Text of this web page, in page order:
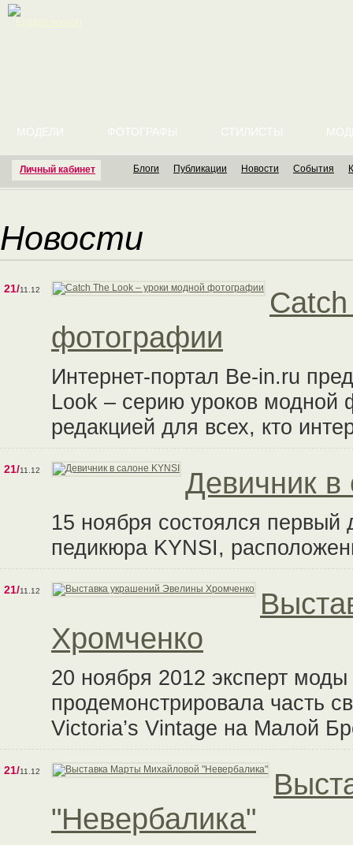
Личный кабинет
МОДЕЛИ ФОТОГРАФЫ СТИЛИСТЫ
Блоги Публикации Новости События
Новости
21/11.12
фотографии
Интернет-портал Be-in.ru
Look – серию уроков модной
редакцией для всех, кто
21/11.12 Девичник в
15 ноября состоялся
педикюра KYNSI,
21/11.12
Хромченко
20 ноября 2012 эксперт
продемонстрировала часть
Victoria’s Vintage на Малой
21/11.12
"Невербалика"